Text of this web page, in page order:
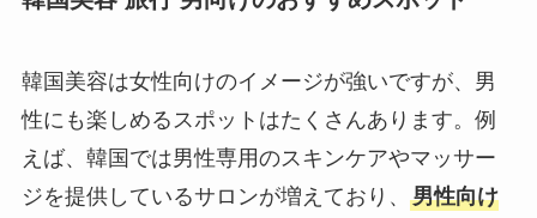
韓国美容は女性向けのイメージが強いですが、男
性にも楽しめるスポットはたくさんあります。例
えば、韓国では男性専用のスキンケアやマッサー
ジを提供しているサロンが増えており、 男性向け